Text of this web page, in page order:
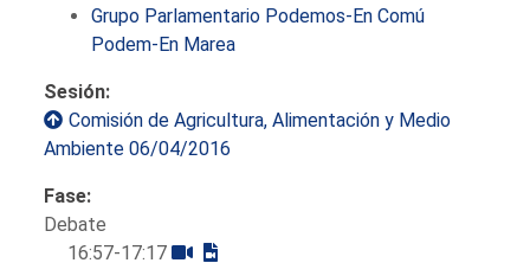
Grupo Parlamentario Podemos-En Comú
Podem-En Marea
Sesión:
Comisión de Agricultura, Alimentación y Medio
Ambiente 06/04/2016
Fase:
Debate
16:57-17:17